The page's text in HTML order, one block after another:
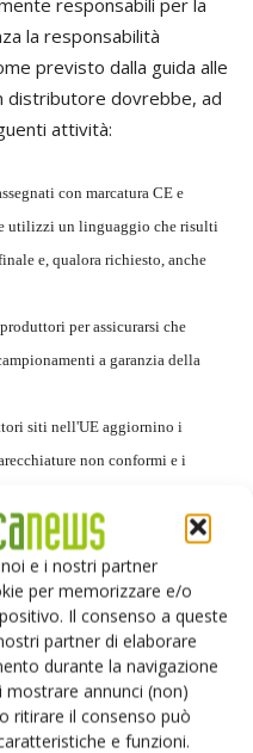
e i nostri partner
per memorizzare e/o
Il consenso a queste
partner di elaborare
durante la navigazione
annunci (non)
ritirare il consenso può
e funzioni.
responsabili per la
la responsabilità
previsto dalla guida alle
distributore dovrebbe, ad
attività:
con marcatura CE e
utilizzi un linguaggio che risulti
e, qualora richiesto, anche
per assicurarsi che
a garanzia della
siti nell'UE aggiornino i
non conformi e i
siano etichettati correttamente
di serie del prodotto).
sono i distributori per
rappresentano un rischio. In caso
le adeguate autorità
del rischio deve essere